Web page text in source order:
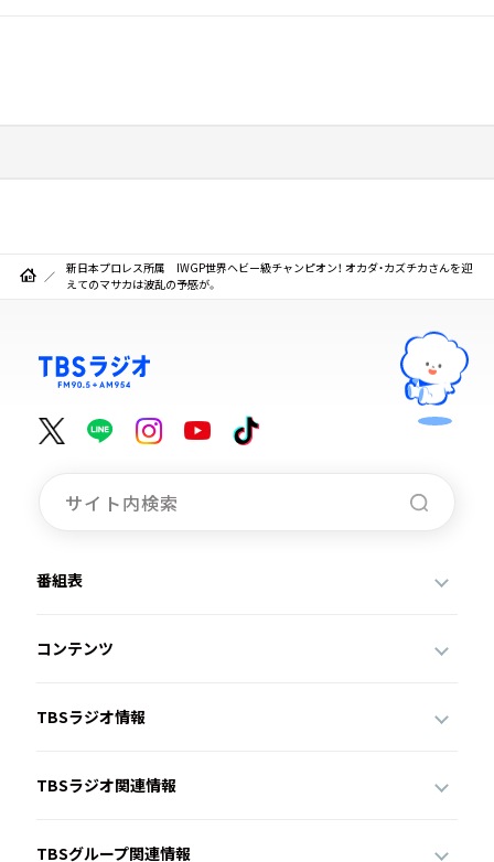
新日本プロレス所属 IWGP世界ヘビー級チャンピオン！ オカダ・カズチカさんを迎
えてのマサカは波乱の予感が。
番組表
コンテンツ
TBSラジオ情報
TBSラジオ関連情報
TBSグループ関連情報